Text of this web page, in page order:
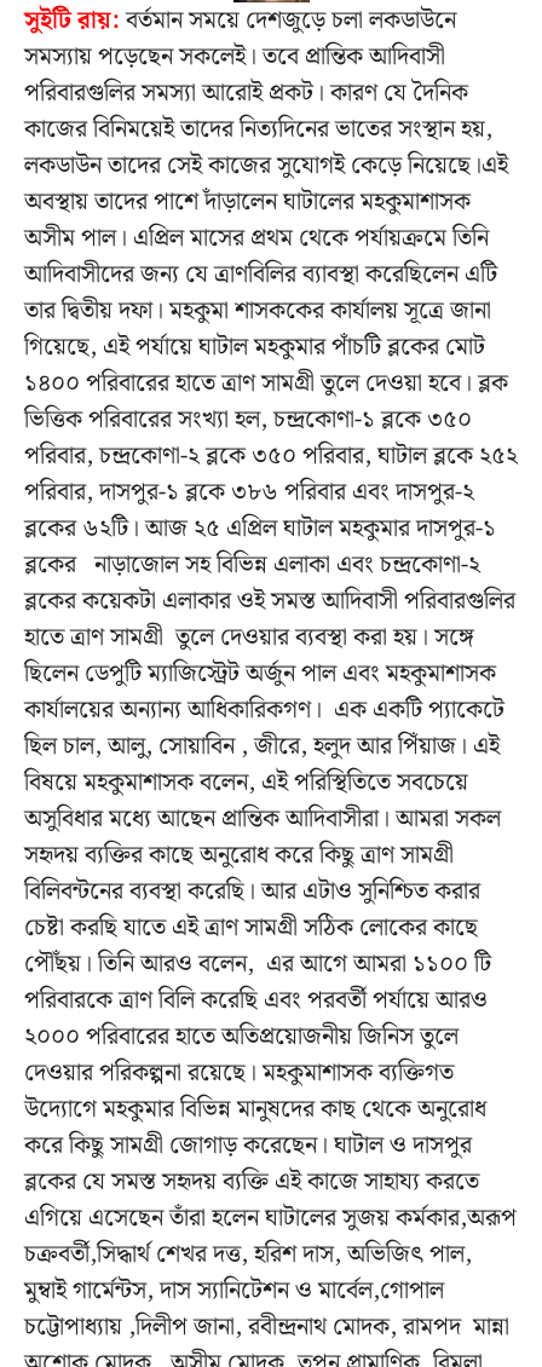
সুইটি রায়:বর্তমান সময়ে দেশজুড়ে চলা লকডাউনে
সমস্যায় পড়েছেন সকলেই। তবে প্রান্তিক আদিবাসী
পরিবারগুলির সমস্যা আরোই প্রকট। কারণ যে দৈনিক
কাজের বিনিময়েই তাদের নিত্যদিনের ভাতের সংস্থান হয়,
লকডাউন তাদের সেই কাজের সুযোগই কেড়ে নিয়েছে।এই
অবস্থায় তাদের পাশে দাঁড়ালেন ঘাটালের মহকুমাশাসক
অসীম পাল। এপ্রিল মাসের প্রথম থেকে পর্যায়ক্রমে তিনি
আদিবাসীদের জন্য যে ত্রাণবিলির ব্যাবস্থা করেছিলেন এটি
তার দ্বিতীয় দফা। মহকুমা শাসককের কার্যালয় সূত্রে জানা
গিয়েছে, এই পর্যায়ে ঘাটাল মহকুমার পাঁচটি ব্লকের মোট
১৪০০ পরিবারের হাতে ত্রাণ সামগ্রী তুলে দেওয়া হবে। ব্লক
ভিত্তিক পরিবারের সংখ্যা হল, চন্দ্রকোণা-১ ব্লকে ৩৫০
পরিবার, চন্দ্রকোণা-২ ব্লকে ৩৫০ পরিবার, ঘাটাল ব্লকে ২৫২
পরিবার, দাসপুর-১ ব্লকে ৩৮৬ পরিবার এবং দাসপুর-২
ব্লকের ৬২টি। আজ ২৫ এপ্রিল ঘাটাল মহকুমার দাসপুর-১
ব্লকের নাড়াজোল সহ বিভিন্ন এলাকা এবং চন্দ্রকোণা-২
ব্লকের কয়েকটা এলাকার ওই সমস্ত আদিবাসী পরিবারগুলির
হাতে ত্রাণ সামগ্রী তুলে দেওয়ার ব্যবস্থা করা হয়। সঙ্গে
ছিলেন ডেপুটি ম্যাজিস্ট্রেট অর্জুন পাল এবং মহকুমাশাসক
কার্যালয়ের অন্যান্য আধিকারিকগণ। এক একটি প্যাকেটে
ছিল চাল, আলু, সোয়াবিন , জীরে, হলুদ আর পিঁয়াজ। এই
বিষয়ে মহকুমাশাসক বলেন, এই পরিস্থিতিতে সবচেয়ে
অসুবিধার মধ্যে আছেন প্রান্তিক আদিবাসীরা। আমরা সকল
সহৃদয় ব্যক্তির কাছে অনুরোধ করে কিছু ত্রাণ সামগ্রী
বিলিবন্টনের ব্যবস্থা করেছি। আর এটাও সুনিশ্চিত করার
চেষ্টা করছি যাতে এই ত্রাণ সামগ্রী সঠিক লোকের কাছে
পৌঁছয়। তিনি আরও বলেন, এর আগে আমরা ১১০০ টি
পরিবারকে ত্রাণ বিলি করেছি এবং পরবর্তী পর্যায়ে আরও
২০০০ পরিবারের হাতে অতিপ্রয়োজনীয় জিনিস তুলে
দেওয়ার পরিকল্পনা রয়েছে। মহকুমাশাসক ব্যক্তিগত
উদ্যোগে মহকুমার বিভিন্ন মানুষদের কাছ থেকে অনুরোধ
করে কিছু সামগ্রী জোগাড়করেছেন। ঘাটাল ও দাসপুর
ব্লকের যে সমস্ত সহৃদয় ব্যক্তি এই কাজে সাহায্য করতে
এগিয়ে এসেছেন তাঁরা হলেন ঘাটালের সুজয় কর্মকার,অরূপ
চক্রবর্তী,সিদ্ধার্থ শেখর দত্ত, হরিশ দাস, অভিজিৎ পাল,
মুম্বাই গার্মেন্টস, দাস স্যানিটেশন ও মার্বেল,গোপাল
চট্টোপাধ্যায়,দিলীপ জানা, রবীন্দ্রনাথ মোদক, রামপদ মান্না